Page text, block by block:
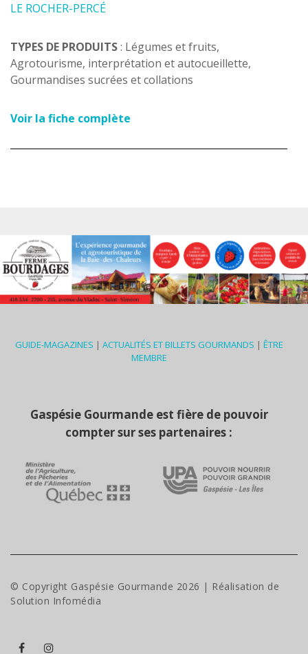
LE ROCHER-PERCÉ
TYPES DE PRODUITS: Légumes et fruits,
Agrotourisme, interprétation et autocueillette,
Gourmandises sucrées et collations
Voir la fiche complète
GUIDE-MAGAZINES | ACTUALITÉS ET BILLETS GOURMANDS | ÊTRE
MEMBRE
Gaspésie Gourmande est fière de pouvoir
compter sur ses partenaires :
© Copyright Gaspésie Gourmande 2026 | Réalisation de
Solution Infomédia